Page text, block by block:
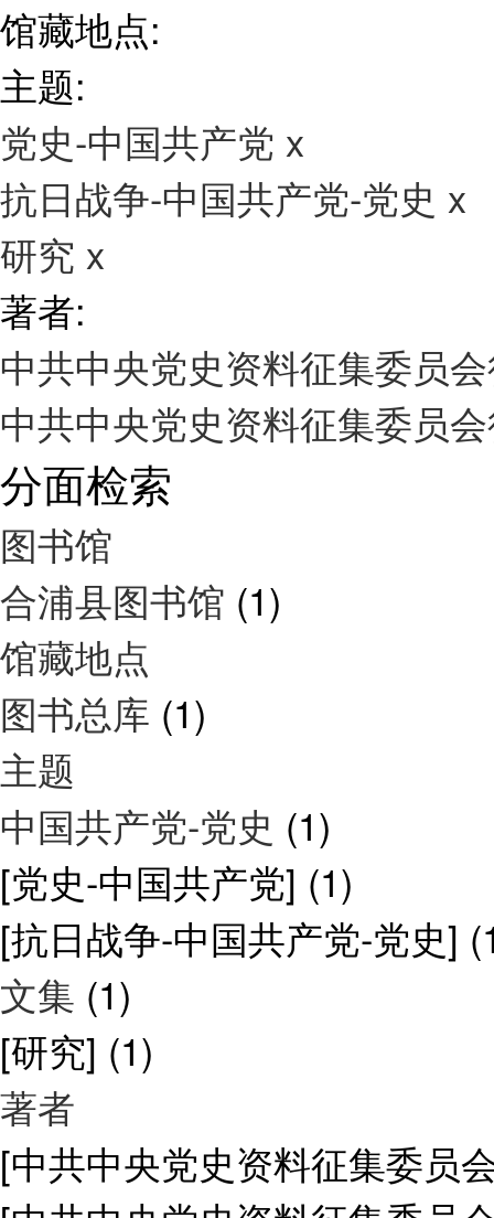
馆藏地点:
主题:
党史-中国共产党 x
抗日战争-中国共产党-党史 x
研究 x
著者:
中共中央党史资料征集委员
中共中央党史资料征集委员
分面检索
图书馆
合浦县图书馆 (1)
馆藏地点
图书总库 (1)
主题
中国共产党-党史 (1)
[党史-中国共产党] (1)
[抗日战争-中国共产党-党史]
文集 (1)
[研究] (1)
著者
[中共中央党史资料征集委员